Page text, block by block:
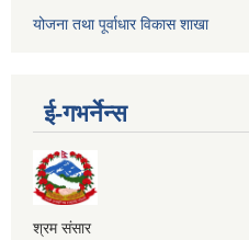
योजना तथा पूर्वाधार विकास शाखा
ई-गभर्नेन्स
श्रम संसार